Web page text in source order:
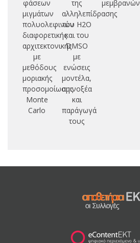
φάσεων
μιγμάτων
πολυολεφινών
διαφορετικής
αρχιτεκτονικής
με
μεθόδους
μοριακής
προσομοίωσης
Monte
Carlo
της
αλληλεπίδρασης
του Η2Ο
και του
DMSO
με
ενώσεις
μοντέλα,
αμινοξέα
και
παράγωγά
τους
μεμβρανών